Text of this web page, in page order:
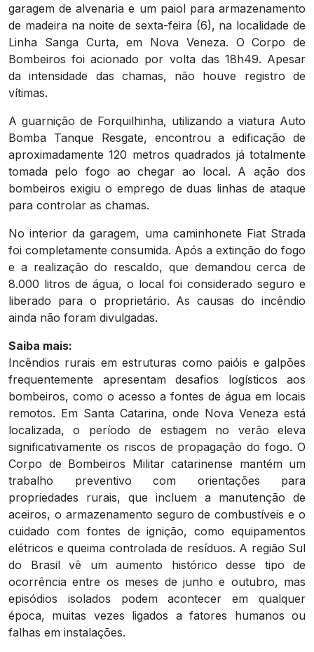
garagem de alvenaria e um paiol para armazenamento
de madeira na noite de sexta-feira (6), na localidade de
Linha Sanga Curta, em Nova Veneza. O Corpo de
Bombeiros foi acionado por volta das 18h49. Apesar
da intensidade das chamas, não houve registro de
vítimas.
A guarnição de Forquilhinha, utilizando a viatura Auto
Bomba Tanque Resgate, encontrou a edificação de
aproximadamente 120 metros quadrados já totalmente
tomada pelo fogo ao chegar ao local. A ação dos
bombeiros exigiu o emprego de duas linhas de ataque
para controlar as chamas.
No interior da garagem, uma caminhonete Fiat Strada
foi completamente consumida. Após a extinção do fogo
e a realização do rescaldo, que demandou cerca de
8.000 litros de água, o local foi considerado seguro e
liberado para o proprietário. As causas do incêndio
ainda não foram divulgadas.
Saiba mais:
Incêndios rurais em estruturas como paióis e galpões
frequentemente apresentam desafios logísticos aos
bombeiros, como o acesso a fontes de água em locais
remotos. Em Santa Catarina, onde Nova Veneza está
localizada, o período de estiagem no verão eleva
significativamente os riscos de propagação do fogo. O
Corpo de Bombeiros Militar catarinense mantém um
trabalho preventivo com orientações para
propriedades rurais, que incluem a manutenção de
aceiros, o armazenamento seguro de combustíveis e o
cuidado com fontes de ignição, como equipamentos
elétricos e queima controlada de resíduos. A região Sul
do Brasil vê um aumento histórico desse tipo de
ocorrência entre os meses de junho e outubro, mas
episódios isolados podem acontecer em qualquer
época, muitas vezes ligados a fatores humanos ou
falhas em instalações.